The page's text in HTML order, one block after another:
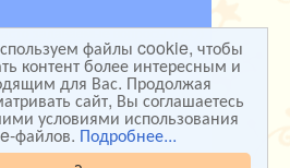
файлы cookie, чтобы
контент более интересным и
для Вас. Продолжая
сайт, Вы соглашаетесь
условиями использования
файлов. Подробнее...